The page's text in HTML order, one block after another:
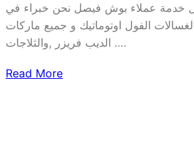
خدمة عملاء بوش فيصل نحن خبراء في
الفول اوتوماتيك و جميع ماركات
الديب فريزر ,والثلاجات .…
Read More